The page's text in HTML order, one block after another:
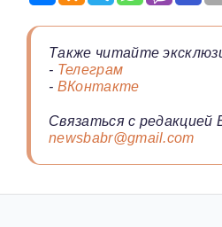
Также читайте
- Телеграм
- ВКонтакте
Связаться с редакцией
newsbabr@gmail.com